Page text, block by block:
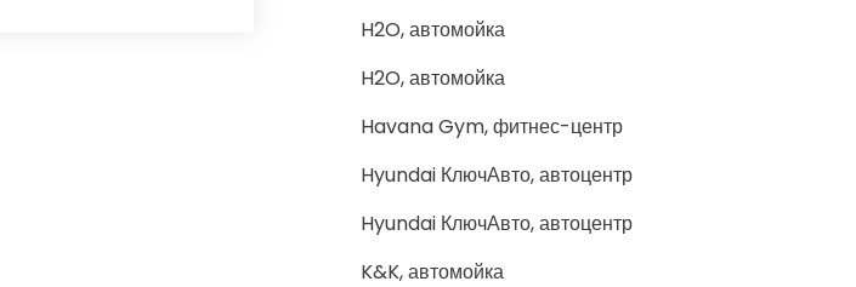
H2O, автомойка
H2O, автомойка
Havana Gym, фитнес-центр
Hyundai КлючАвто, автоцентр
Hyundai КлючАвто, автоцентр
K&K, автомойка